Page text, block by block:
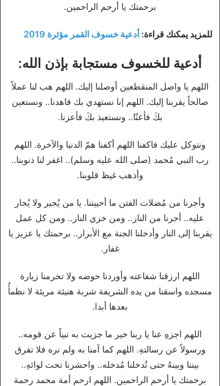
برحمتك يا أرحم الراحمين.
للمزيد يمكنك قراءة: أدعية خسوف القمر مؤثرة 2019
أدعية للخسوف مستجابة بإذن الله:
اللهم يا واصل المنقطعين أوصلنا إليك. اللهم هب لنا عملاً
صالحاً يقربنا إليك. اللهم إنا نستهدي بك فاهدنا.. ونستعين
بكَ فأعنّا.. ونستعيذ بكَ فأعزنا.
ونتوكل عليك فاكفنا اللهم أكفنا همّ الدنيا والآخرة. اللهم
رب النبي مُحمد (صلى الله عليه وسلم).. اغفر لنا ذنوبنا..
وأذهب غيظ قلوبنا.
وأجرنا من مُضلات الفتن ما أحييتنا. يا من يُجير ولا يُجار
عليه.. أجرنا من النار.. ومن خزي النار.. ومن كل عمل
يقربنا إلى النار وأدخلنا الجنة مع الأبرار.. برحمتك يا عزيز يا
غفار.
اللهم ارزقنا شفاعته وأوردنا حوضه ولا تحرمنا زيارة
مسجده واسقنا من يده الشريفة شربة هنيئة مريئة لا نظمأُ
بعدها أبدا.
اللهم اجزهِ عنا يا ربنا خير ما جزيت به نبياً عن قومه..
ورسولاً عن رسالتهِ. اللهم كما آمنا به ولم نره فلا تفرق
بيننا وبينهُ حتى تُدخلنا مُدخله.. واحشرنا تحت لوائهِ..
برحمتك يا أرحم الراحمين. اللهم ارحم أمة محمد رحمة